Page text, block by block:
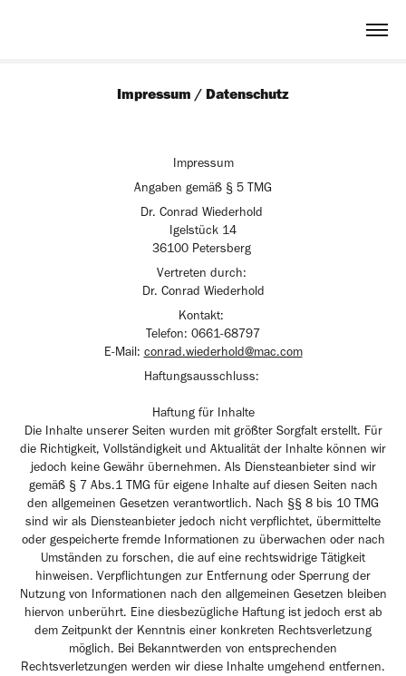
Impressum / Datenschutz
Impressum
Angaben gemäß § 5 TMG
Dr. Conrad Wiederhold
Igelstück 14
36100 Petersberg
Vertreten durch:
Dr. Conrad Wiederhold
Kontakt:
Telefon: 0661-68797
E-Mail: conrad.wiederhold@mac.com
Haftungsausschluss:
Haftung für Inhalte
Die Inhalte unserer Seiten wurden mit größter Sorgfalt erstellt. Für
die Richtigkeit, Vollständigkeit und Aktualität der Inhalte können wir
jedoch keine Gewähr übernehmen. Als Diensteanbieter sind wir
gemäß § 7 Abs.1 TMG für eigene Inhalte auf diesen Seiten nach
den allgemeinen Gesetzen verantwortlich. Nach §§ 8 bis 10 TMG
sind wir als Diensteanbieter jedoch nicht verpflichtet, übermittelte
oder gespeicherte fremde Informationen zu überwachen oder nach
Umständen zu forschen, die auf eine rechtswidrige Tätigkeit
hinweisen. Verpflichtungen zur Entfernung oder Sperrung der
Nutzung von Informationen nach den allgemeinen Gesetzen bleiben
hiervon unberührt. Eine diesbezügliche Haftung ist jedoch erst ab
dem Zeitpunkt der Kenntnis einer konkreten Rechtsverletzung
möglich. Bei Bekanntwerden von entsprechenden
Rechtsverletzungen werden wir diese Inhalte umgehend entfernen.